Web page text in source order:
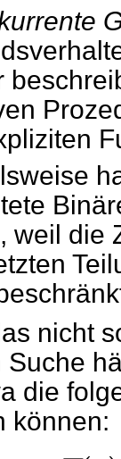
weil die
nicht
Suche
die
können: